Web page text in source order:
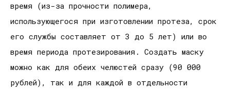
время (из-за прочности полимера,
использующегося при изготовлении протеза, срок
его службы составляет от 3 до 5 лет) или во
время периода протезирования. Создать маску
можно как для обеих челюстей сразу (90 000
рублей), так и для каждой в отдельности